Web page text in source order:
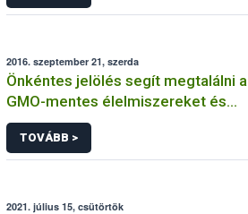
2016. szeptember 21, szerda
Önkéntes jelölés segít megtalálni a
GMO-mentes élelmiszereket és
takarmányokat
TOVÁBB >
2021. július 15, csütörtök